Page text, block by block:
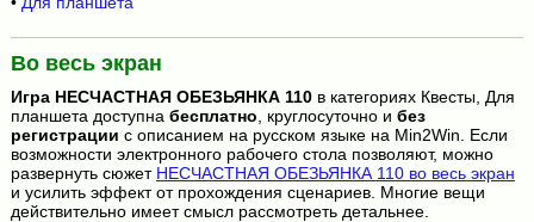
Во весь экран
Игра НЕСЧАСТНАЯ ОБЕЗЬЯНКА 110в категориях Квесты, Для
планшета доступна бесплатно , круглосуточно и без
регистрации с описанием на русском языке на Min2Win. Если
возможности электронного рабочего стола позволяют, можно
развернуть сюжет НЕСЧАСТНАЯ ОБЕЗЬЯНКА 110 во весь экран
и усилить эффект от прохождения сценариев. Многие вещи
действительно имеет смысл рассмотреть детальнее.